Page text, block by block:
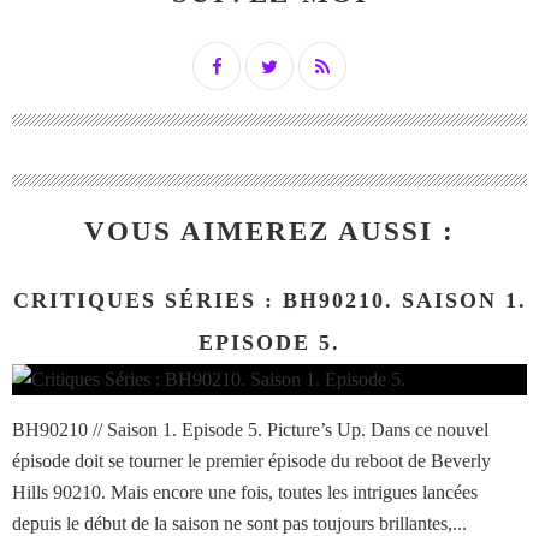
VOUS AIMEREZ AUSSI :
CRITIQUES SÉRIES : BH90210. SAISON 1.
EPISODE 5.
BH90210 // Saison 1. Episode 5. Picture’s Up. Dans ce nouvel
épisode doit se tourner le premier épisode du reboot de Beverly
Hills 90210. Mais encore une fois, toutes les intrigues lancées
depuis le début de la saison ne sont pas toujours brillantes,...